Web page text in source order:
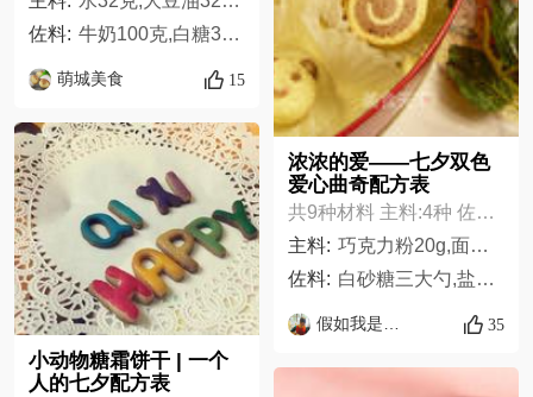
佐料: 牛奶100克,白糖30克,吉利丁片10克,朗姆酒2克,柠檬汁10克,草莓果酱250克,淡奶油250克
萌城美食 15
小动物糖霜饼干 | 一个
人的七夕配方表
浓浓的爱——七夕双色
爱心曲奇配方表
共9种材料 主料:4种 佐料:5种
主料: 巧克力粉20g,面粉180g,黄油100g,鸡蛋一个,
佐料: 白砂糖三大勺,盐少许,炼奶少许,绿茶粉5g,奶粉少许
假如我是贾如 35